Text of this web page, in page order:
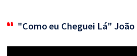
"Como eu Cheguei Lá"